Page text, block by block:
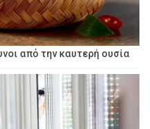
από την καυτερή ουσία